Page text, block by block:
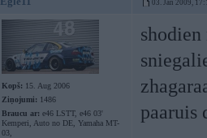
03. Jan 2009,
Kopš: 15. Aug 2006
Ziņojumi: 1486
Braucu ar: e46 LSTT, e46 03'
Kemperi, Auto no DE, Yamaha MT-
03,
paaruis